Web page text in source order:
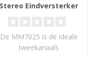
Stereo Eindversterker
De MM7025 is de ideale
tweekanaals